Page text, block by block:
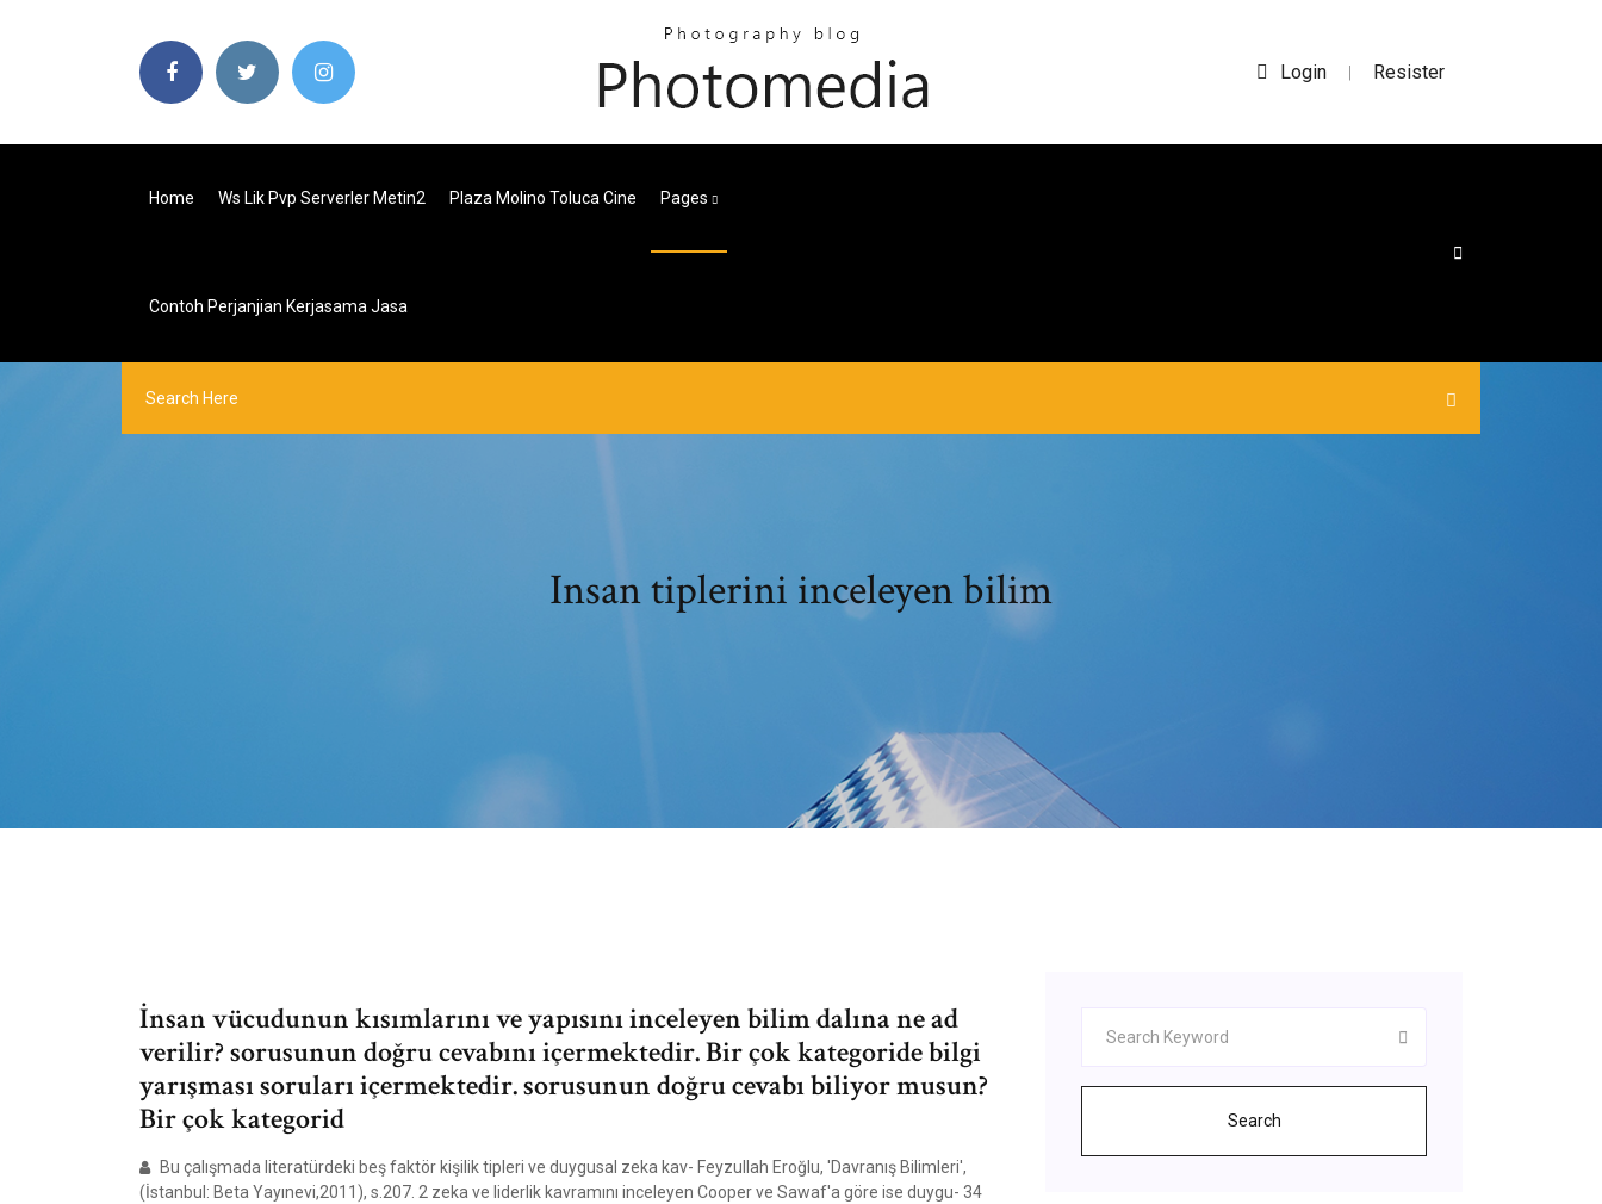
Login | Resister
Home Ws Lik Pvp Serverler Metin2 Plaza Molino Toluca Cine Pages
Contoh Perjanjian Kerjasama Jasa
Insan tiplerini inceleyen bilim
İnsan vücudunun kısımlarını ve yapısını inceleyen bilim dalına ne ad
verilir? sorusunun doğru cevabını içermektedir. Bir çok kategoride bilgi
yarışması soruları içermektedir. sorusunun doğru cevabı biliyor musun?
Bir çok kategorid
Bu çalışmada literatürdeki beş faktör kişilik tipleri ve duygusal zeka kav- Feyzullah Eroğlu, 'Davranış Bilimleri',
(İstanbul: Beta Yayınevi,2011), s.207. 2 zeka ve liderlik kavramını inceleyen Cooper ve Sawaf'a göre ise duygu- 34
Search